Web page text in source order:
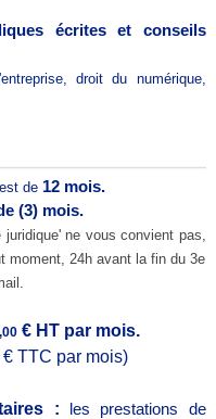
écrites et conseils
droit du numérique,
est de 12 mois.
(3) mois.
ne vous convient pas,
moment, 24h avant la fin du 3e
,00 € HT par mois.
€ TTC par mois)
:
les prestations de